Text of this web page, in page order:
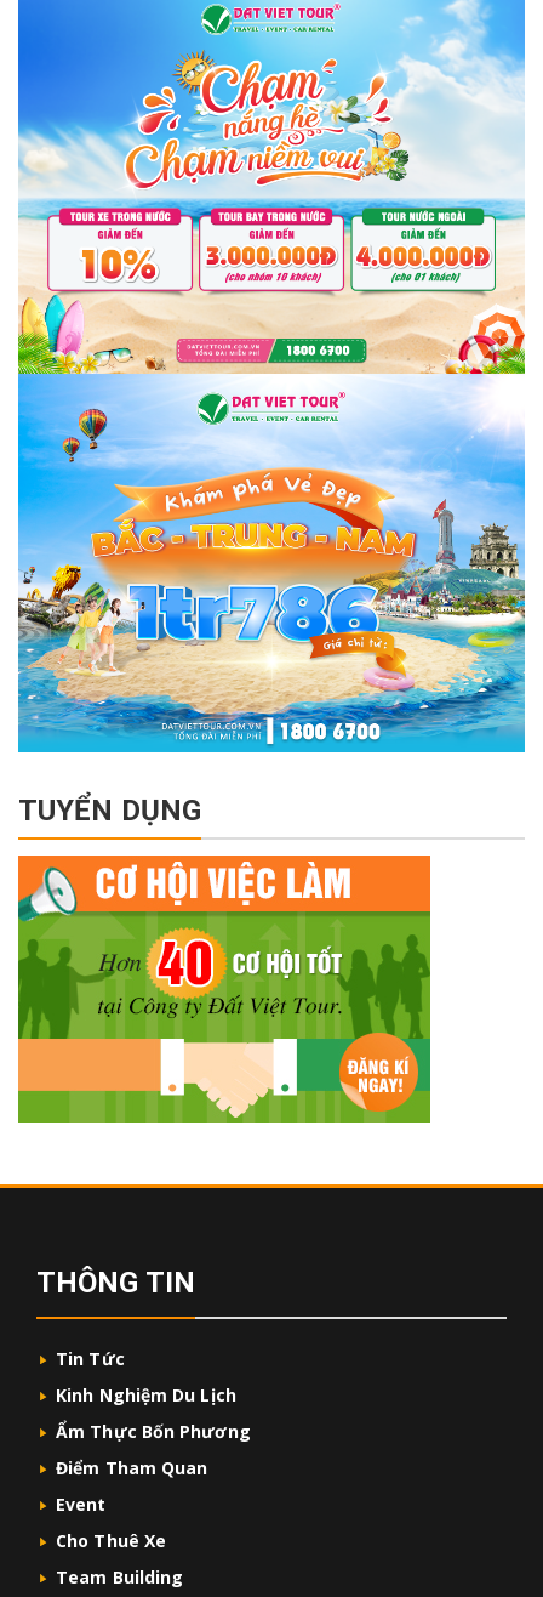
TUYỂN DỤNG
THÔNG TIN
Tin Tức
Kinh Nghiệm Du Lịch
Ẩm Thực Bốn Phương
Điểm Tham Quan
Event
Cho Thuê Xe
Team Building